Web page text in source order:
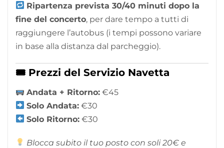
Ripartenza prevista 30/40 minuti dopo la
fine del concerto, per dare tempo a tutti di
raggiungere l’autobus (i tempi possono variare
in base alla distanza dal parcheggio).
🎟 Prezzi del Servizio Navetta
Andata + Ritorno: €45
Solo Andata: €30
Solo Ritorno: €30
Blocca subito il tuo posto con soli 20€ e